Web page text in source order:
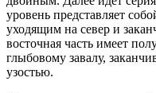
уровень представляет
уходящим на север и
восточная часть имеет
глыбовому завалу,
узостью.